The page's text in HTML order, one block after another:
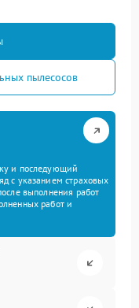
пылесосов
и последующий
с указанием страховых
выполнения работ
работ и